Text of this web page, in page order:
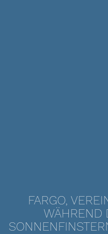
FARGO,
WÄHREND